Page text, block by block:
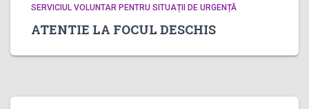
SERVICIUL VOLUNTAR PENTRU SITUAȚII DE URGENȚĂ
ATENTIE LA FOCUL DESCHIS